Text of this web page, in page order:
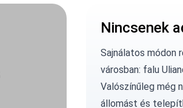
Nincsenek
Sajnálatos módon
városban: falu
Valószínűleg még
állomást és